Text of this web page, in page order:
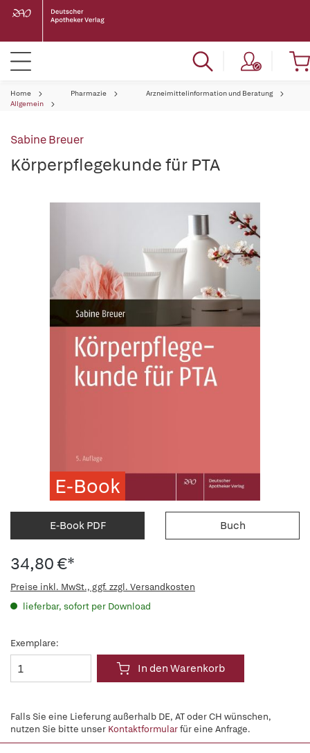
Home Pharmazie
Arzneimittelinformation und Beratung
Allgemein
Sabine Breuer
Körperpflegekunde für PTA
E-Book
E-Book PDF Buch
34,80 €*
Preise inkl. MwSt., ggf. zzgl. Versandkosten
lieferbar, sofort per Download
Exemplare:
In den Warenkorb
Falls Sie eine Lieferung außerhalb DE, AT oder CH wünschen,
nutzen Sie bitte unser Kontaktformularfür eine Anfrage.